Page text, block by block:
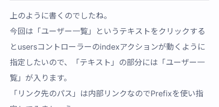
上のように書くのでしたね。
今回は「ユーザー一覧」というテキストをクリックする
とusersコントローラーのindexアクションが動くように
指定したいので、「テキスト」の部分には「ユーザー一
覧」が入ります。
「リンク先のパス」は内部リンクなのでPrefixを使い指